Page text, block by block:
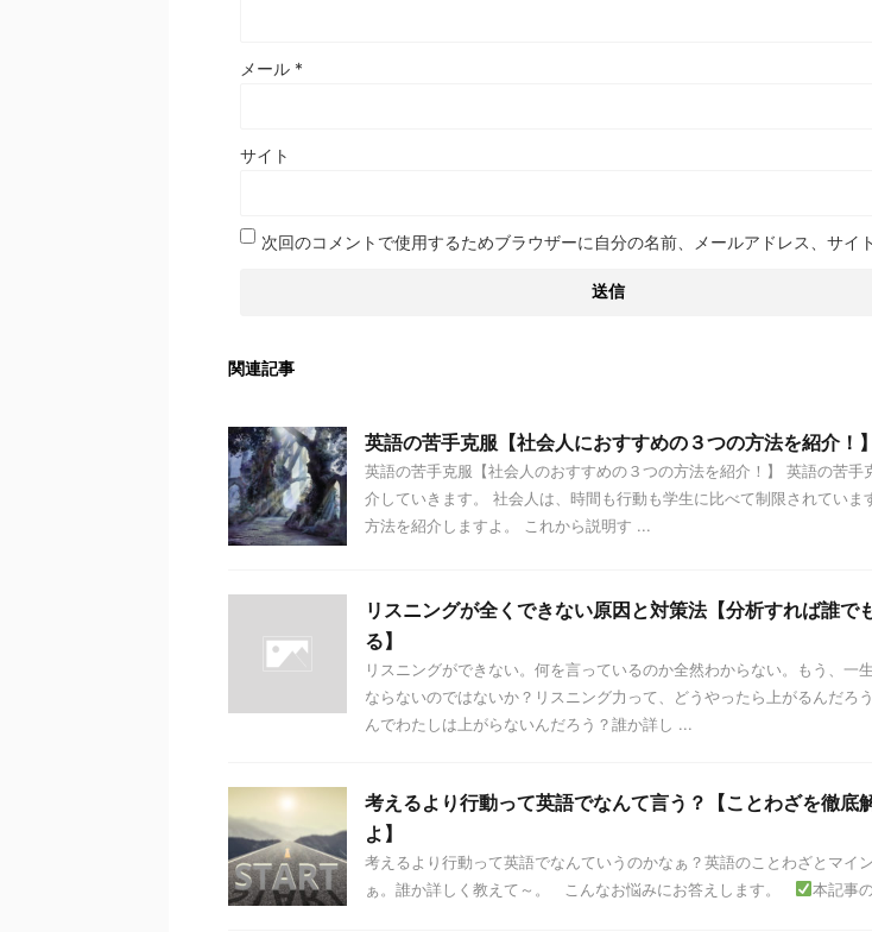
メール *
サイト
次回のコメントで使用するためブラウザーに自分の名前、メールアドレス、サイ
関連記事
英語の苦手克服【社会人におすすめの３つの方法を紹介！】
英語の苦手克服【社会人のおすすめの３つの方法を紹介！】 英語の苦手
介していきます。 社会人は、時間も行動も学生に比べて制限されていま
方法を紹介しますよ。 これから説明す ...
リスニングが全くできない原因と対策法【分析すれば誰で
る】
リスニングができない。何を言っているのか全然わからない。もう、一
ならないのではないか？リスニング力って、どうやったら上がるんだろ
んでわたしは上がらないんだろう？誰か詳し ...
考えるより行動って英語でなんて言う？【ことわざを徹底
よ】
考えるより行動って英語でなんていうのかなぁ？英語のことわざとマイ
ぁ。誰か詳しく教えて～。 こんなお悩みにお答えします。
本記事